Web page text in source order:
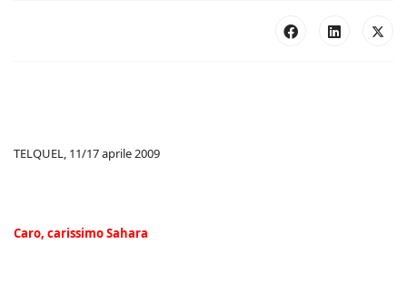
TELQUEL, 11/17 aprile 2009
Caro, carissimo Sahara